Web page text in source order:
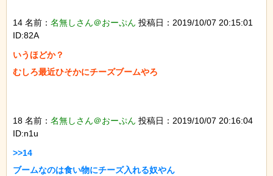
14 名前： 名無しさん＠おーぷん 投稿日：2019/10/07 20:15:01
ID:82A
いうほどか？
むしろ最近ひそかにチーズブームやろ
18 名前： 名無しさん＠おーぷん 投稿日：2019/10/07 20:16:04
ID:n1u
>>14
ブームなのは食い物にチーズ入れる奴やん